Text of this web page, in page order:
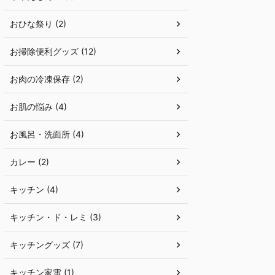
おひな祭り (2)
お掃除便利グッズ (12)
お肉の冷凍保存 (2)
お肌の悩み (4)
お風呂・洗面所 (4)
カレー (2)
キッチン (4)
キッチン・ド・レミ (3)
キッチングッズ (7)
キッチン家電 (1)